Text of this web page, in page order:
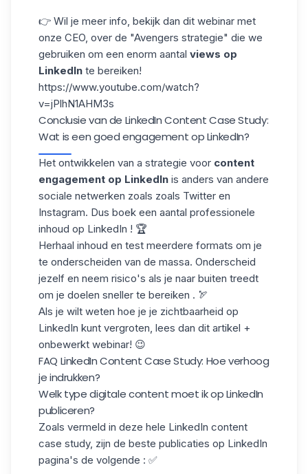
👉 Wil je meer info, bekijk dan dit webinar met
onze CEO, over de "Avengers strategie" die we
gebruiken om een enorm aantal views op
LinkedIn te bereiken!
https://www.youtube.com/watch?
v=jPlhN1AHM3s
Conclusie van de LinkedIn Content Case Study:
Wat is een goed engagement op LinkedIn?
Het ontwikkelen van a strategie voor content
engagement op LinkedIn is anders van andere
sociale netwerken zoals zoals Twitter en
Instagram. Dus boek een aantal professionele
inhoud op LinkedIn ! 🏆
Herhaal inhoud en test meerdere formats om je
te onderscheiden van de massa. Onderscheid
jezelf en neem risico's als je naar buiten treedt
om je doelen sneller te bereiken . 🏹
Als je wilt weten hoe je je zichtbaarheid op
LinkedIn kunt vergroten, lees dan dit artikel +
onbewerkt webinar! 😉
FAQ LinkedIn Content Case Study: Hoe verhoog
je indrukken?
Welk type digitale content moet ik op LinkedIn
publiceren?
Zoals vermeld in deze hele LinkedIn content
case study, zijn de beste publicaties op LinkedIn
pagina's de volgende : ✅